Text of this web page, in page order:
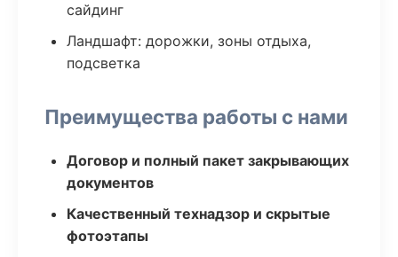
сайдинг
Ландшафт: дорожки, зоны отдыха,
подсветка
Преимущества работы с нами
Договор и полный пакет закрывающих
документов
Качественный технадзор и скрытые
фотоэтапы